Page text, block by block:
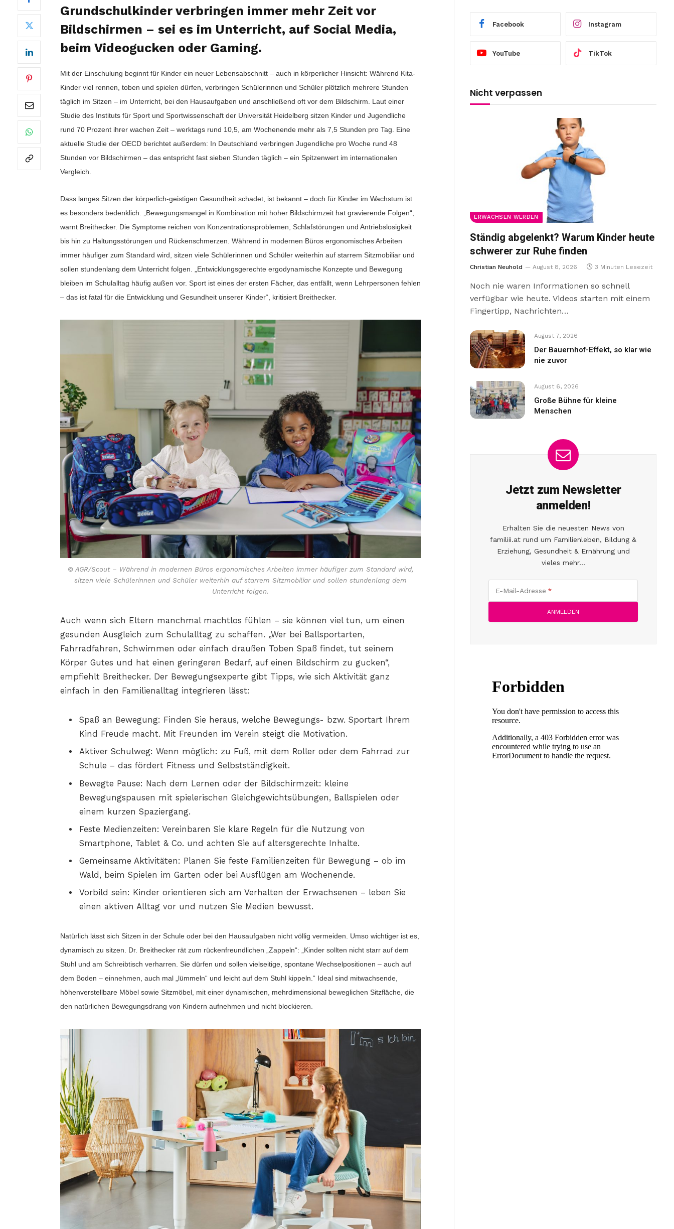
Grundschulkinder verbringen immer mehr Zeit vor
Bildschirmen – sei es im Unterricht, auf Social Media,
beim Videogucken oder Gaming.
Mit der Einschulung beginnt für Kinder ein neuer Lebensabschnitt – auch in körperlicher Hinsicht: Während Kita-
Kinder viel rennen, toben und spielen dürfen, verbringen Schülerinnen und Schüler plötzlich mehrere Stunden
täglich im Sitzen – im Unterricht, bei den Hausaufgaben und anschließend oft vor dem Bildschirm. Laut einer
Studie des Instituts für Sport und Sportwissenschaft der Universität Heidelberg sitzen Kinder und Jugendliche
rund 70 Prozent ihrer wachen Zeit – werktags rund 10,5, am Wochenende mehr als 7,5 Stunden pro Tag. Eine
aktuelle Studie der OECD berichtet außerdem: In Deutschland verbringen Jugendliche pro Woche rund 48
Stunden vor Bildschirmen – das entspricht fast sieben Stunden täglich – ein Spitzenwert im internationalen
Vergleich.
Dass langes Sitzen der körperlich-geistigen Gesundheit schadet, ist bekannt – doch für Kinder im Wachstum ist
es besonders bedenklich. „Bewegungsmangel in Kombination mit hoher Bildschirmzeit hat gravierende Folgen“,
warnt Breithecker. Die Symptome reichen von Konzentrationsproblemen, Schlafstörungen und Antriebslosigkeit
bis hin zu Haltungsstörungen und Rückenschmerzen. Während in modernen Büros ergonomisches Arbeiten
immer häufiger zum Standard wird, sitzen viele Schülerinnen und Schüler weiterhin auf starrem Sitzmobiliar und
sollen stundenlang dem Unterricht folgen. „Entwicklungsgerechte ergodynamische Konzepte und Bewegung
bleiben im Schulalltag häufig außen vor. Sport ist eines der ersten Fächer, das entfällt, wenn Lehrpersonen fehlen
– das ist fatal für die Entwicklung und Gesundheit unserer Kinder“, kritisiert Breithecker.
© AGR/Scout – Während in modernen Büros ergonomisches Arbeiten immer häufiger zum Standard wird,
sitzen viele Schülerinnen und Schüler weiterhin auf starrem Sitzmobiliar und sollen stundenlang dem
Unterricht folgen.
Auch wenn sich Eltern manchmal machtlos fühlen – sie können viel tun, um einen
gesunden Ausgleich zum Schulalltag zu schaffen. „Wer bei Ballsportarten,
Fahrradfahren, Schwimmen oder einfach draußen Toben Spaß findet, tut seinem
Körper Gutes und hat einen geringeren Bedarf, auf einen Bildschirm zu gucken“,
empfiehlt Breithecker. Der Bewegungsexperte gibt Tipps, wie sich Aktivität ganz
einfach in den Familienalltag integrieren lässt:
Spaß an Bewegung: Finden Sie heraus, welche Bewegungs- bzw. Sportart Ihrem
Kind Freude macht. Mit Freunden im Verein steigt die Motivation.
Aktiver Schulweg: Wenn möglich: zu Fuß, mit dem Roller oder dem Fahrrad zur
Schule – das fördert Fitness und Selbstständigkeit.
Bewegte Pause: Nach dem Lernen oder der Bildschirmzeit: kleine
Bewegungspausen mit spielerischen Gleichgewichtsübungen, Ballspielen oder
einem kurzen Spaziergang.
Feste Medienzeiten: Vereinbaren Sie klare Regeln für die Nutzung von
Smartphone, Tablet & Co. und achten Sie auf altersgerechte Inhalte.
Gemeinsame Aktivitäten: Planen Sie feste Familienzeiten für Bewegung – ob im
Wald, beim Spielen im Garten oder bei Ausflügen am Wochenende.
Vorbild sein: Kinder orientieren sich am Verhalten der Erwachsenen – leben Sie
einen aktiven Alltag vor und nutzen Sie Medien bewusst.
Natürlich lässt sich Sitzen in der Schule oder bei den Hausaufgaben nicht völlig vermeiden. Umso wichtiger ist es,
dynamisch zu sitzen. Dr. Breithecker rät zum rückenfreundlichen „Zappeln“: „Kinder sollten nicht starr auf dem
Stuhl und am Schreibtisch verharren. Sie dürfen und sollen vielseitige, spontane Wechselpositionen – auch auf
dem Boden – einnehmen, auch mal „lümmeln“ und leicht auf dem Stuhl kippeln.“ Ideal sind mitwachsende,
höhenverstellbare Möbel sowie Sitzmöbel, mit einer dynamischen, mehrdimensional beweglichen Sitzfläche, die
den natürlichen Bewegungsdrang von Kindern aufnehmen und nicht blockieren.
Facebook Instagram
YouTube TikTok
Nicht verpassen
ERWACHSEN WERDEN
Ständig abgelenkt? Warum Kinder heute
schwerer zur Ruhe finden
Christian Neuhold August 8, 2026 3 Minuten Lesezeit
Noch nie waren Informationen so schnell
verfügbar wie heute. Videos starten mit einem
Fingertipp, Nachrichten…
August 7, 2026
Der Bauernhof-Effekt, so klar wie
nie zuvor
August 6, 2026
Große Bühne für kleine
Menschen
Jetzt zum Newsletter
anmelden!
Erhalten Sie die neuesten News von
familiii.at rund um Familienleben, Bildung &
Erziehung, Gesundheit & Ernährung und
vieles mehr...
E-Mail-Adresse